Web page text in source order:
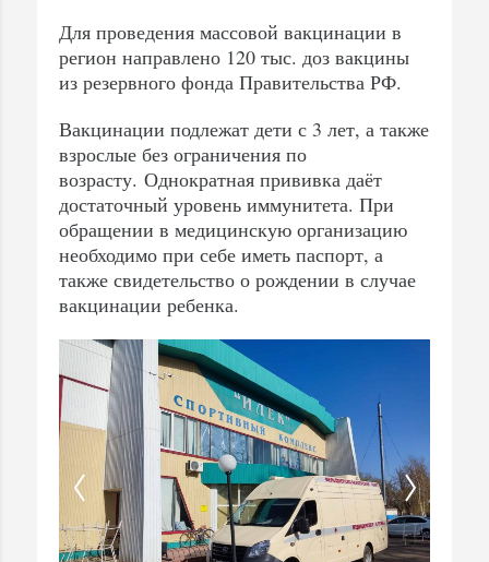
Для проведения массовой вакцинации в
регион направлено 120 тыс. доз вакцины
из резервного фонда Правительства РФ.
Вакцинации подлежат дети с 3 лет, а также
взрослые без ограничения по
возрасту. Однократная прививка даёт
достаточный уровень иммунитета. При
обращении в медицинскую организацию
необходимо при себе иметь паспорт, а
также свидетельство о рождении в случае
вакцинации ребенка.